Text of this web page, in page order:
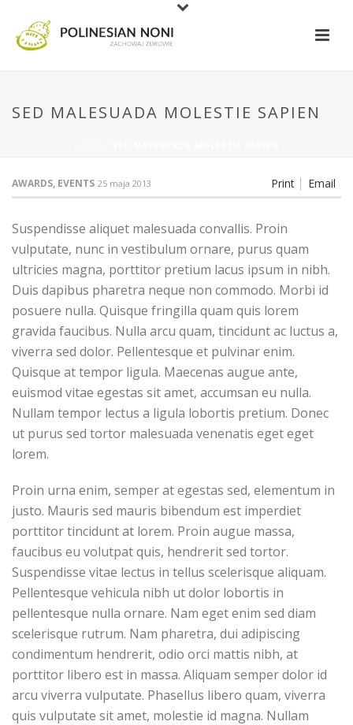
SED MALESUADA MOLESTIE SAPIEN
Print Email
AWARDS, EVENTS 25 maja 2013
Suspendisse aliquet malesuada convallis. Proin
vulputate, nunc in vestibulum ornare, purus quam
ultricies magna, porttitor pretium lacus ipsum in nibh.
Duis dapibus pharetra neque non commodo. Morbi id
posuere nulla. Quisque fringilla quam quis lorem
gravida faucibus. Nulla arcu quam, tincidunt ac luctus a,
viverra sed dolor. Pellentesque et pulvinar enim.
Quisque at tempor ligula. Maecenas augue ante,
euismod vitae egestas sit amet, accumsan eu nulla.
Nullam tempor lectus a ligula lobortis pretium. Donec
ut purus sed tortor malesuada venenatis eget eget
lorem.
Proin urna enim, semper at egestas sed, elementum in
justo. Mauris sed mauris bibendum est imperdiet
porttitor tincidunt at lorem. Proin augue massa,
faucibus eu volutpat quis, hendrerit sed tortor.
Suspendisse vitae lectus in tellus scelerisque aliquam.
Pellentesque vehicula nibh ut dolor lobortis in
pellentesque nulla ornare. Nam eget enim sed diam
scelerisque rutrum. Nam pharetra, dui adipiscing
condimentum hendrerit, odio orci mattis nibh, at
porttitor libero est in massa. Aliquam semper dolor id
arcu viverra vulputate. Phasellus libero quam, viverra
quis vulputate sit amet, molestie id magna. Nullam